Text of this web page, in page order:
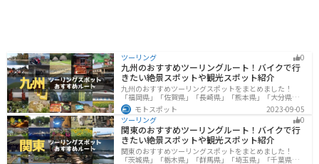
ツーリング 0
九州のおすすめツーリングルート！バイクで行
きたい絶景スポットや観光スポット紹介
九州のおすすめツーリングスポットをまとめました！
「福岡県」「佐賀県」「長崎県」「熊本県」「大分県」
「宮崎都」「鹿児島県」の各県の観光地紹介します。自
然豊かな山々や湖、温泉地が点在し、四季折々の景色を
楽しめるスポットが多数あります。バイクで九州にツー
リングに行く際は参考にしてください。
モトスポット
2023-09-05
ツーリング
0
関東のおすすめツーリングルート！バイクで行
きたい絶景スポットや観光スポット紹介
関東のおすすめツーリングスポットをまとめました！
「茨城県」「栃木県」「群馬県」「埼玉県」「千葉県」